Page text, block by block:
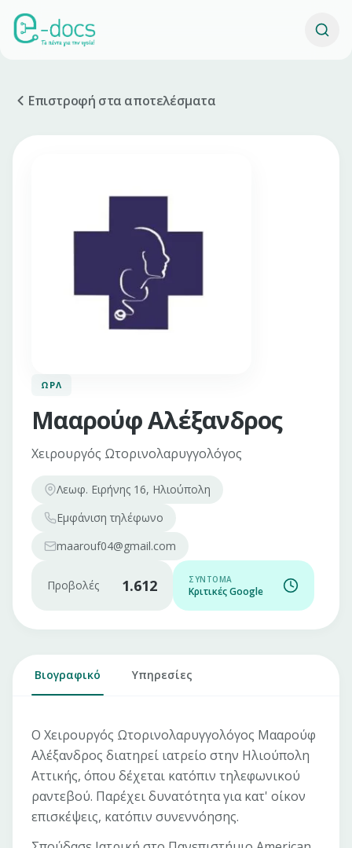
Επιστροφή στα αποτελέσματα
ΩΡΛ
Μααρούφ Αλέξανδρος
Χειρουργός Ωτορινολαρυγγολόγος
Λεωφ. Ειρήνης 16, Ηλιούπολη
Εμφάνιση τηλέφωνο
maarouf04@gmail.com
Προβολές 1.612 ΣΎΝΤΟΜΑ
Κριτικές Google
Βιογραφικό Υπηρεσίες
Ο Χειρουργός Ωτορινολαρυγγολόγος Μααρούφ
Αλέξανδρος διατηρεί ιατρείο στην Ηλιούπολη
Αττικής, όπου δέχεται κατόπιν τηλεφωνικού
ραντεβού. Παρέχει δυνατότητα για κατ' οίκον
επισκέψεις, κατόπιν συνεννόησης.